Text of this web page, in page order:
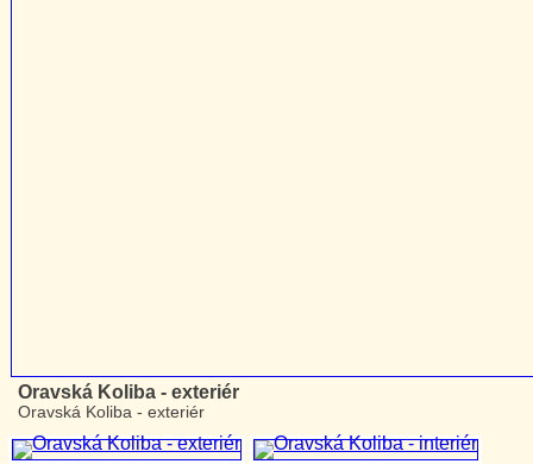
Oravská Koliba - exteriér
Oravská Koliba - exteriér